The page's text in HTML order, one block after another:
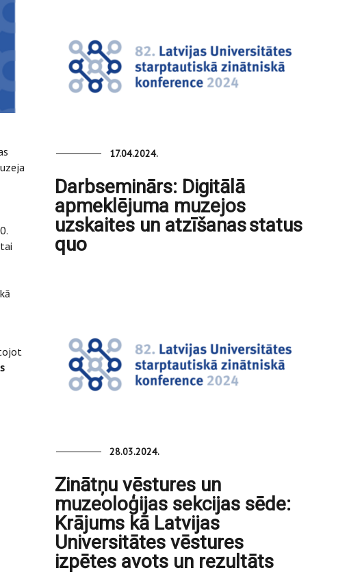
17.04.2024.
Darbseminārs: Digitālā
apmeklējuma muzejos
uzskaites un atzīšanas status
quo
28.03.2024.
Zinātņu vēstures un
muzeoloģijas sekcijas sēde:
Krājums kā Latvijas
Universitātes vēstures
izpētes avots un rezultāts